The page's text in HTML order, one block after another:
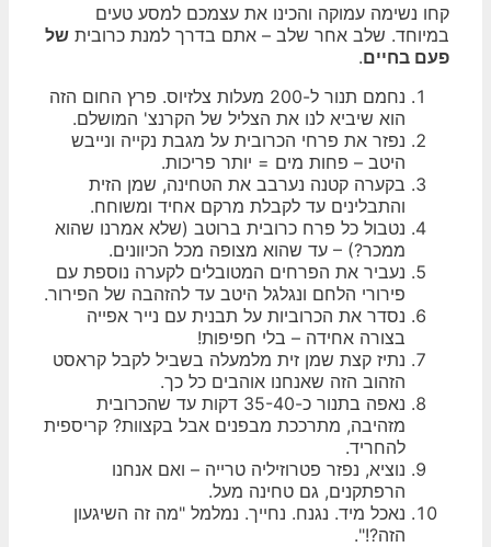
קחו נשימה עמוקה והכינו את עצמכם למסע טעים
במיוחד. שלב אחר שלב – אתם בדרך למנת כרוביתשל
פעם בחיים.
נחמם תנור ל-200 מעלות צלזיוס. פרץ החום הזה
הוא שיביא לנו את הצליל של הקרנצ' המושלם.
נפזר את פרחי הכרובית על מגבת נקייה ונייבש
היטב – פחות מים = יותר פריכות.
בקערה קטנה נערבב את הטחינה, שמן הזית
והתבלינים עד לקבלת מרקם אחיד ומשוחח.
נטבול כל פרח כרובית ברוטב (שלא אמרנו שהוא
ממכר?) – עד שהוא מצופה מכל הכיוונים.
נעביר את הפרחים המטובלים לקערה נוספת עם
פירורי הלחם ונגלגל היטב עד להזהבה של הפירור.
נסדר את הכרוביות על תבנית עם נייר אפייה
בצורה אחידה – בלי חפיפות!
נתיז קצת שמן זית מלמעלה בשביל לקבל קראסט
הזהוב הזה שאנחנו אוהבים כל כך.
נאפה בתנור כ-35-40 דקות עד שהכרובית
מזהיבה, מתרככת מבפנים אבל בקצוות? קריספית
להחריד.
נוציא, נפזר פטרוזיליה טרייה – ואם אנחנו
הרפתקנים, גם טחינה מעל.
נאכל מיד. נגנח. נחייך. נמלמל "מה זה השיגעון
הזה?!".